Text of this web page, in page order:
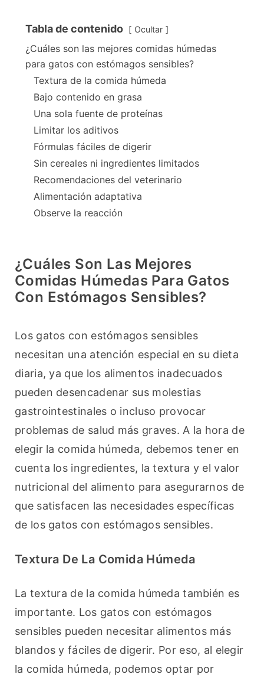
Tabla de contenido Ocultar
¿Cuáles son las mejores comidas húmedas
para gatos con estómagos sensibles?
Textura de la comida húmeda
Bajo contenido en grasa
Una sola fuente de proteínas
Limitar los aditivos
Fórmulas fáciles de digerir
Sin cereales ni ingredientes limitados
Recomendaciones del veterinario
Alimentación adaptativa
Observe la reacción
¿Cuáles Son Las Mejores
Comidas Húmedas Para Gatos
Con Estómagos Sensibles?
Los gatos con estómagos sensibles
necesitan una atención especial en su dieta
diaria, ya que los alimentos inadecuados
pueden desencadenar sus molestias
gastrointestinales o incluso provocar
problemas de salud más graves. A la hora de
elegir la comida húmeda, debemos tener en
cuenta los ingredientes, la textura y el valor
nutricional del alimento para asegurarnos de
que satisfacen las necesidades específicas
de los gatos con estómagos sensibles.
Textura De La Comida Húmeda
La textura de la comida húmeda también es
importante. Los gatos con estómagos
sensibles pueden necesitar alimentos más
blandos y fáciles de digerir. Por eso, al elegir
la comida húmeda, podemos optar por